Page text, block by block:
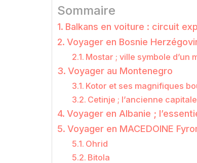
Sommaire
Balkans en voiture : circuit
Voyager en Bosnie
Mostar ; ville symbole d’un
Voyager au Montenegro
Kotor et ses magnifiques
Cetinje ; l’ancienne
Voyager en Albanie ;
Voyager en MACEDOINE
Ohrid
Bitola